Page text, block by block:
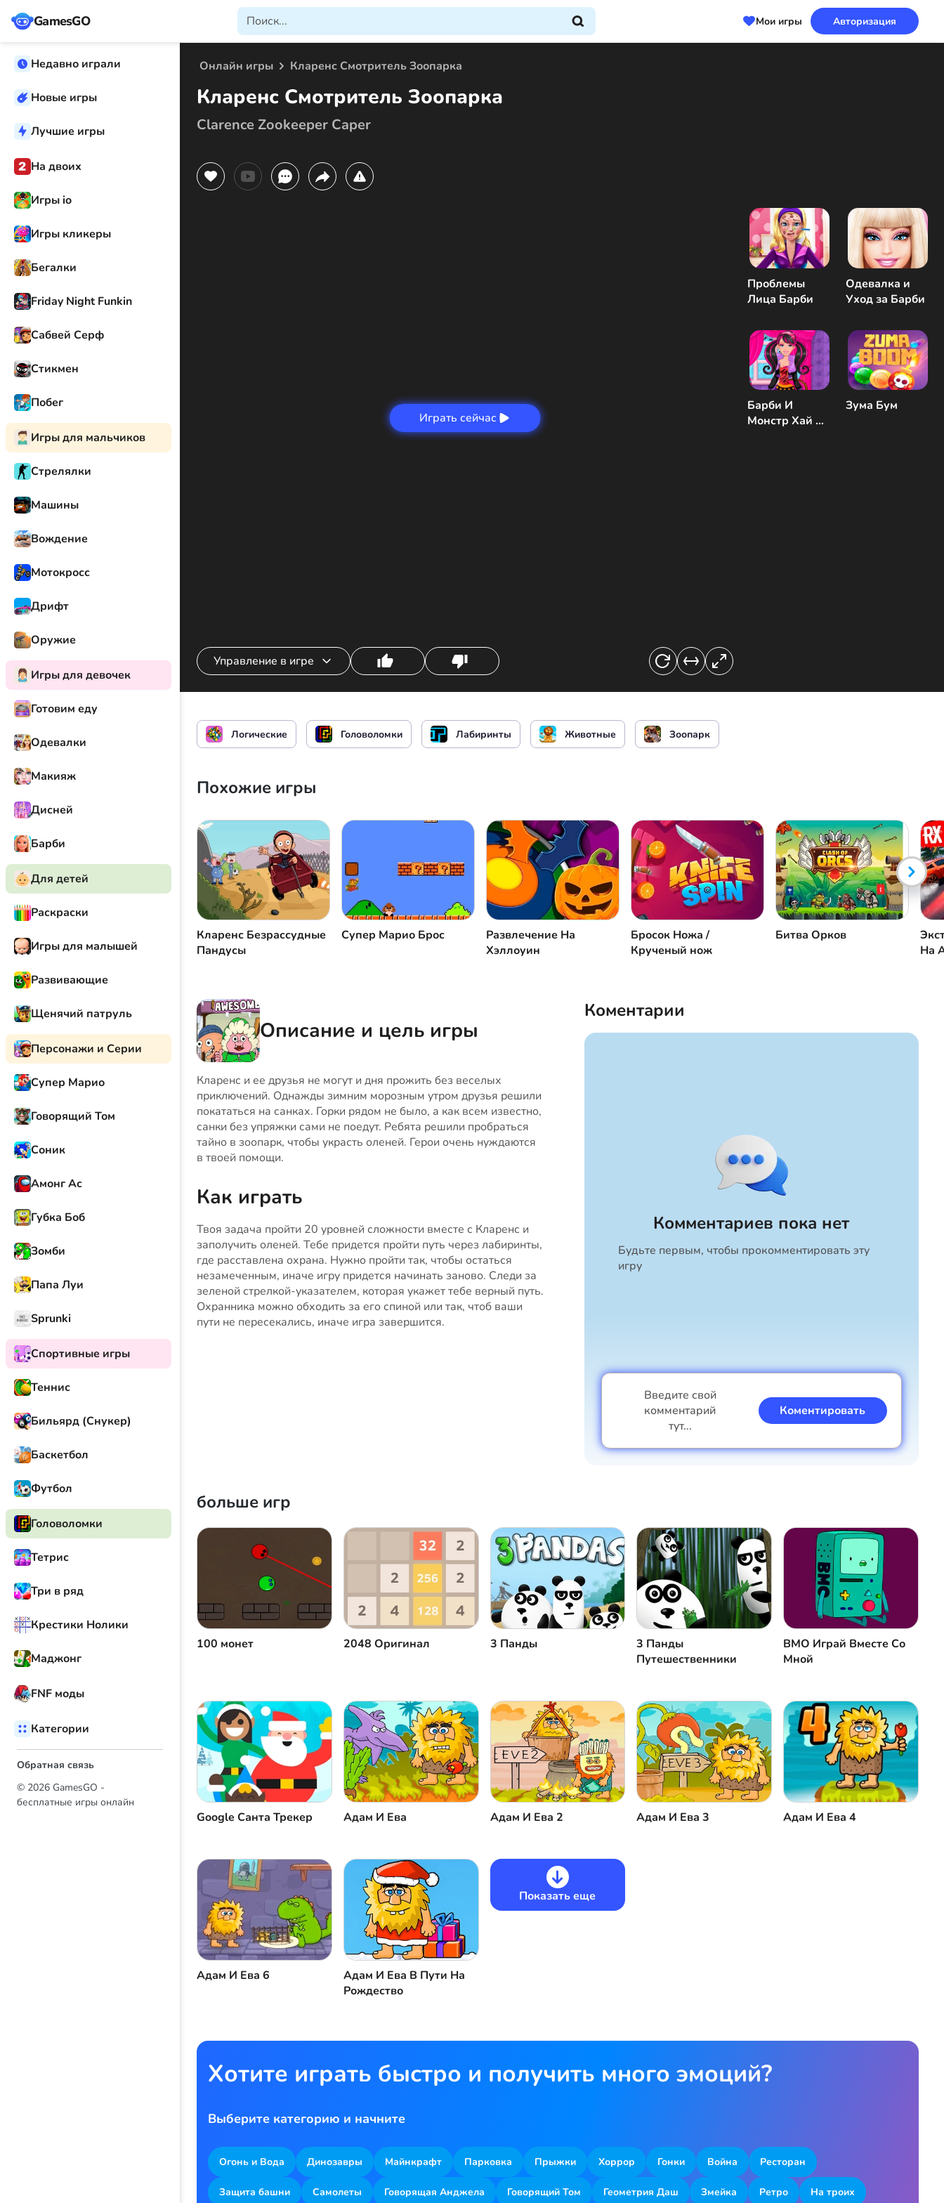
GamesGO Мои игры Авторизация
Недавно играли
Новые игры
Лучшие игры
На двоих
Игры io
Игры кликеры
Бегалки
Friday Night Funkin
Сабвей Серф
Стикмен
Побег
Игры для мальчиков
Стрелялки
Машины
Вождение
Мотокросс
Дрифт
Оружие
Игры для девочек
Готовим еду
Одевалки
Макияж
Дисней
Барби
Для детей
Раскраски
Игры для малышей
Развивающие
Щенячий патруль
Персонажи и Серии
Супер Марио
Говорящий Том
Соник
Амонг Ас
Губка Боб
Зомби
Папа Луи
Sprunki
Спортивные игры
Теннис
Бильярд (Снукер)
Баскетбол
Футбол
Головоломки
Тетрис
Три в ряд
Крестики Нолики
Маджонг
FNF моды
Категории
Обратная связь
© 2026 GamesGO -
бесплатные игры онлайн
Онлайн игры Кларенс Смотритель Зоопарка
Кларенс Смотритель Зоопарка
Clarence Zookeeper Caper
Играть сейчас
Проблемы
Лица Барби
Одевалка и
Уход за Барби
Барби И
Монстр Хай На
Зума Бум
Управление в игре
Передвижение Кларенс
Логические Головоломки Лабиринты Животные Зоопарк
Похожие игры
Кларенс Безрассудные
Пандусы
Супер Марио Брос
Развлечение На
Хэллоуин
Бросок Ножа /
Крученый нож
Битва Орков
На
Описание и цель игры
Кларенс и ее друзья не могут и дня прожить без веселых
приключений. Однажды зимним морозным утром друзья решили
покататься на санках. Горки рядом не было, а как всем известно,
санки без упряжки сами не поедут. Ребята решили пробраться
тайно в зоопарк, чтобы украсть оленей. Герои очень нуждаются
в твоей помощи.
Как играть
Твоя задача пройти 20 уровней сложности вместе с Кларенс и
заполучить оленей. Тебе придется пройти путь через лабиринты,
где расставлена охрана. Нужно пройти так, чтобы остаться
незамеченным, иначе игру придется начинать заново. Следи за
зеленой стрелкой-указателем, которая укажет тебе верный путь.
Охранника можно обходить за его спиной или так, чтоб ваши
пути не пересекались, иначе игра завершится.
Коментарии
Комментариев пока нет
Будьте первым, чтобы прокомментировать эту
игру
Введите свой
комментарий
тут...
Коментировать
Закрыть Коментировать
больше игр
100 монет 2048 Оригинал 3 Панды
3 Панды
Путешественники
BMO Играй Вместе Со
Мной
Google Санта Трекер Адам И Ева Адам И Ева 2 Адам И Ева 3 Адам И Ева 4
Адам И Ева 6
Адам И Ева В Пути На
Рождество
Показать еще
Хотите играть быстро и получить много эмоций?
Выберите категорию и начните
Огонь и Вода Динозавры Майнкрафт Парковка Прыжки Хоррор Гонки Война Ресторан
Защита башни Самолеты Говорящая Анджела Говорящий Том Геометрия Даш Змейка Ретро На троих